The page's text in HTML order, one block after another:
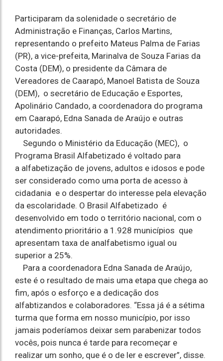
Participaram da solenidade o secretário de
Administração e Finanças, Carlos Martins,
representando o prefeito Mateus Palma de Farias
(PR), a vice-prefeita, Marinalva de Souza Farias da
Costa (DEM), o presidente da Câmara de
Vereadores de Caarapó, Manoel Batista de Souza
(DEM), o secretário de Educação e Esportes,
Apolinário Candado, a coordenadora do programa
em Caarapó, Edna Sanada de Araújo e outras
autoridades.
Segundo o Ministério da Educação (MEC), o
Programa Brasil Alfabetizado é voltado para
a alfabetização de jovens, adultos e idosos e pode
ser considerado como uma porta de acesso à
cidadania e o despertar do interesse pela elevação
da escolaridade. O Brasil Alfabetizado é
desenvolvido em todo o território nacional, com o
atendimento prioritário a 1.928 municípios que
apresentam taxa de analfabetismo igual ou
superior a 25%.
Para a coordenadora Edna Sanada de Araújo,
este é o resultado de mais uma etapa que chega ao
fim, após o esforço e a dedicação dos
alfabtizandos e colaboradores. “Essa já é a sétima
turma que forma em nosso município, por isso
jamais poderíamos deixar sem parabenizar todos
vocês, pois nunca é tarde para recomeçar e
realizar um sonho, que é o de ler e escrever”, disse.